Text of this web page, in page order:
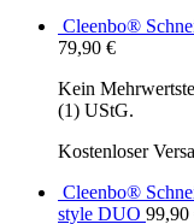
Cleenbo®
79,90 €
Kein
(1) UStG.
Kostenloser
Cleenbo®
style DUO 99,90